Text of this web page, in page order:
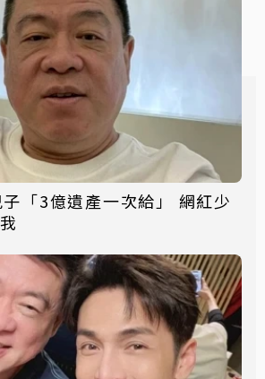
「3億遺產一次給」 網紅少